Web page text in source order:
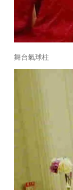
舞台氣球柱